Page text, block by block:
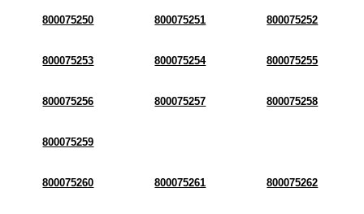
800075250 800075251 800075252
800075253 800075254 800075255
800075256 800075257 800075258
800075259
800075260 800075261 800075262